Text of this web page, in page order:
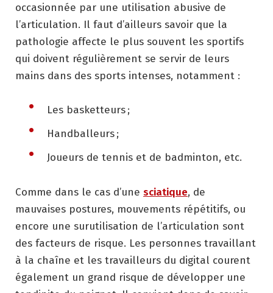
occasionnée par une utilisation abusive de
l’articulation. Il faut d’ailleurs savoir que la
pathologie affecte le plus souvent les sportifs
qui doivent régulièrement se servir de leurs
mains dans des sports intenses, notamment :
Les basketteurs ;
Handballeurs ;
Joueurs de tennis et de badminton, etc.
Comme dans le cas d’une sciatique, de
mauvaises postures, mouvements répétitifs, ou
encore une surutilisation de l’articulation sont
des facteurs de risque. Les personnes travaillant
à la chaîne et les travailleurs du digital courent
également un grand risque de développer une